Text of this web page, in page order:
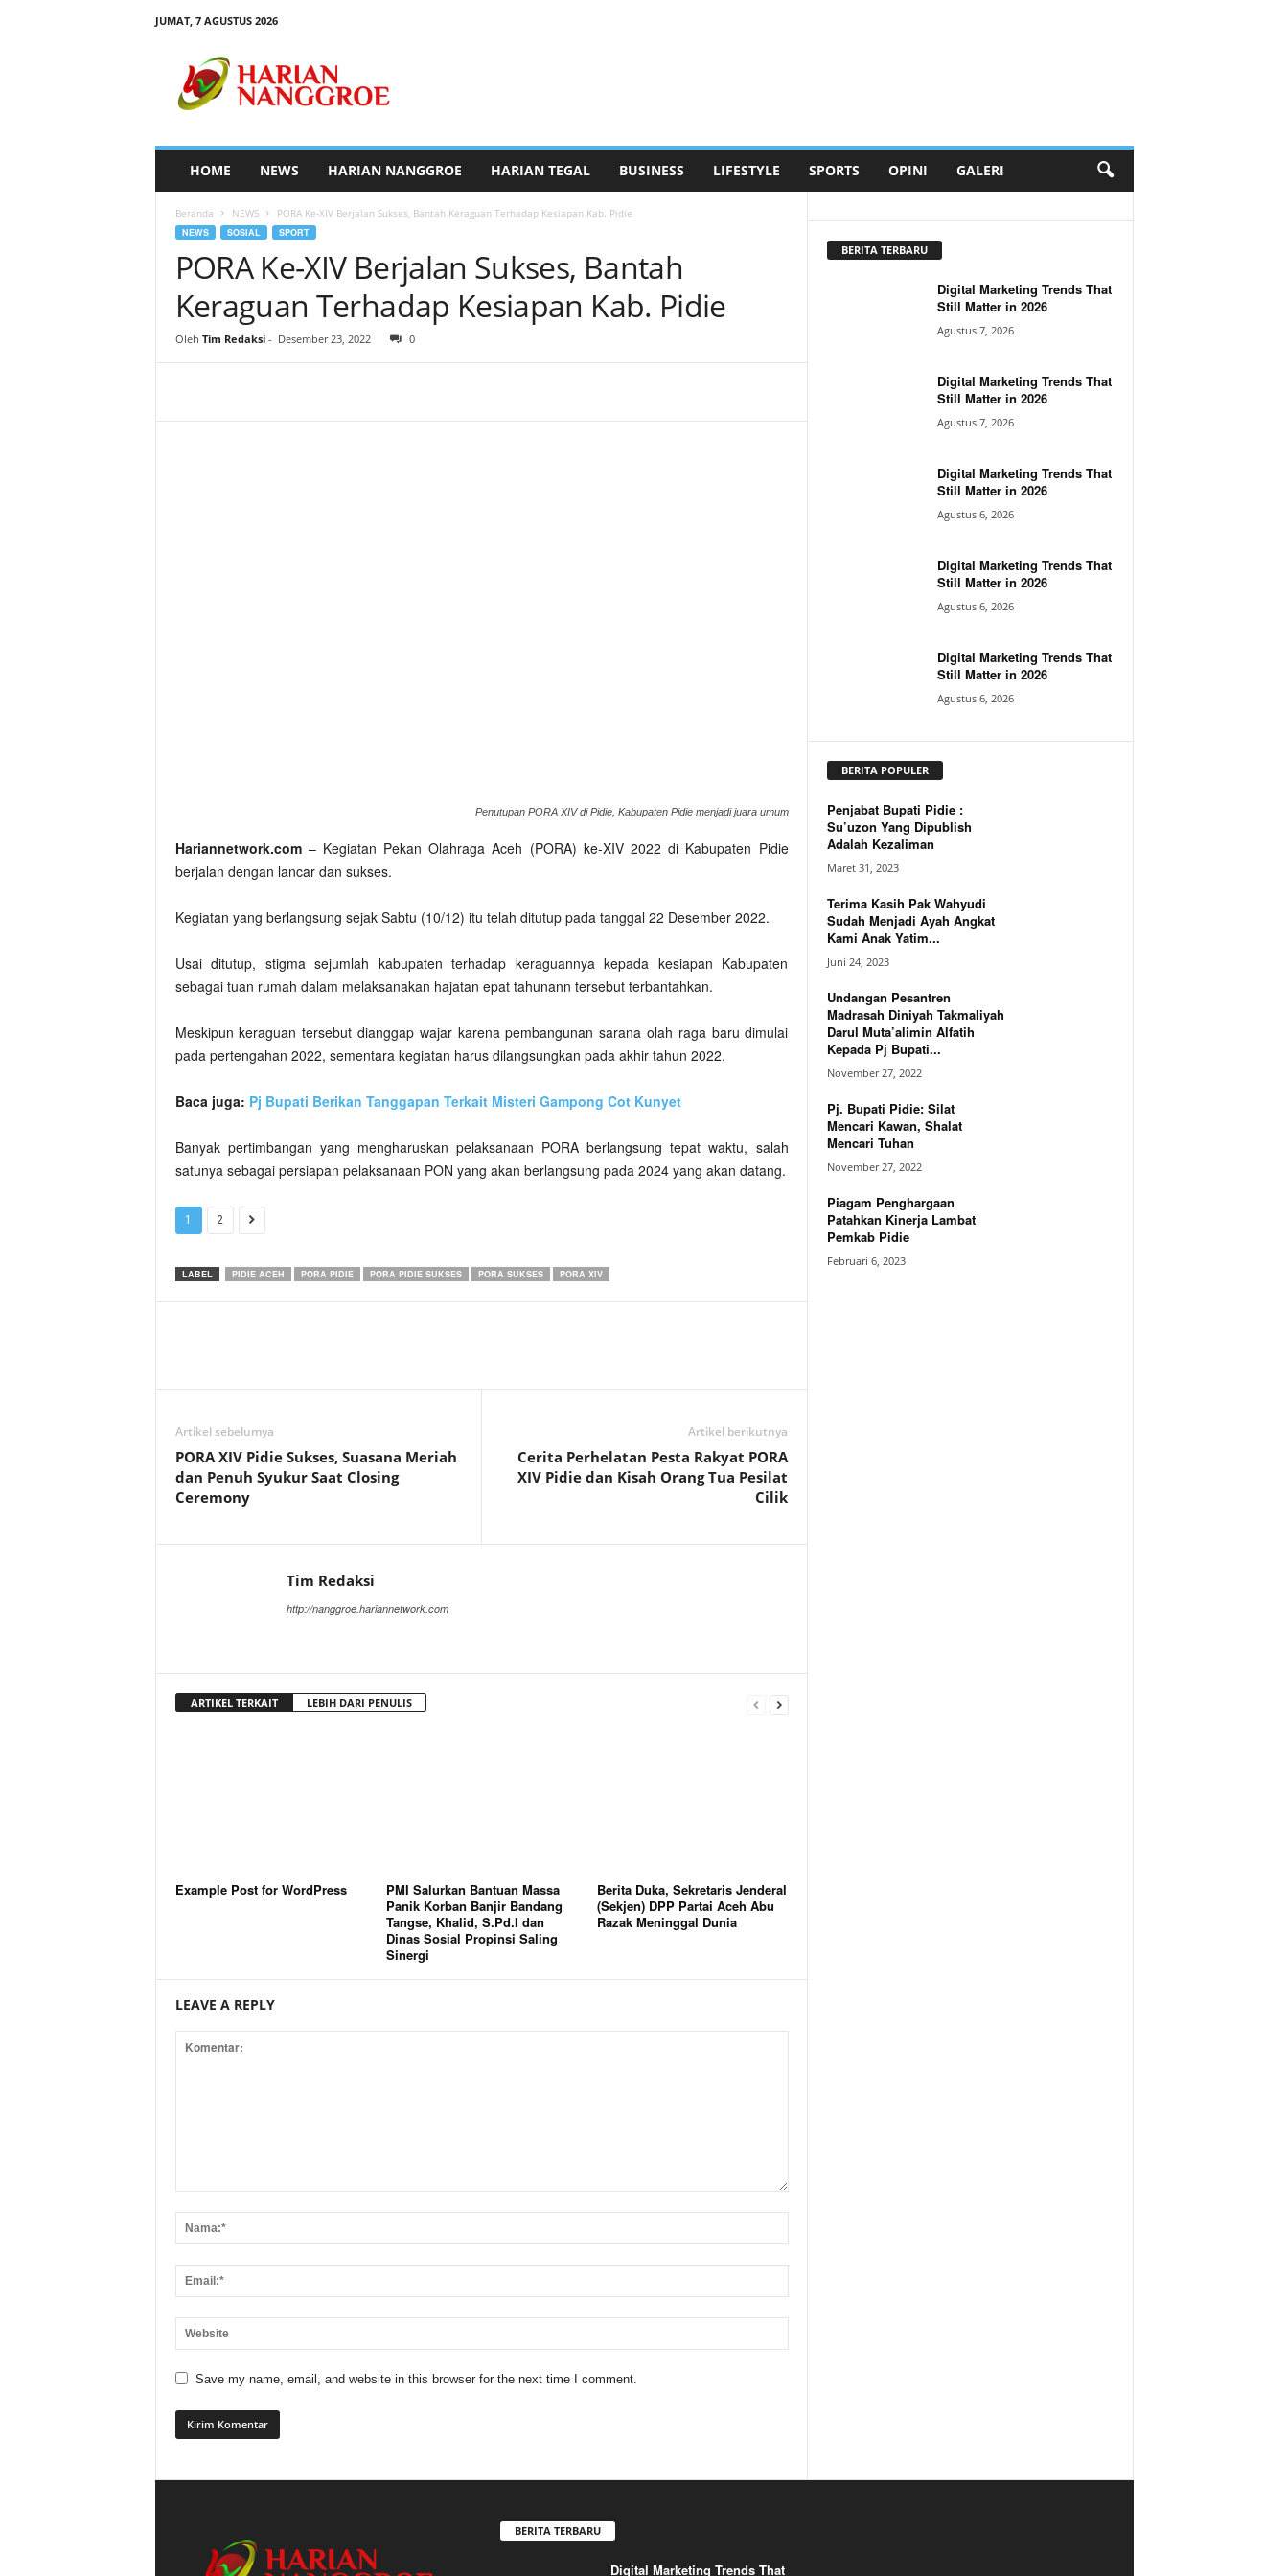
JUMAT, 7 AGUSTUS 2026
HOME NEWS HARIAN NANGGROE HARIAN TEGAL BUSINESS LIFESTYLE SPORTS OPINI GALERI
Beranda NEWS PORA Ke-XIV Berjalan Sukses, Bantah Keraguan Terhadap Kesiapan Kab. Pidie
NEWS SOSIAL SPORT
PORA Ke-XIV Berjalan Sukses, Bantah
Keraguan Terhadap Kesiapan Kab. Pidie
Oleh Tim Redaksi- Desember 23, 2022 0
Penutupan PORA XIV di Pidie, Kabupaten Pidie menjadi juara umum
Hariannetwork.com– Kegiatan Pekan Olahraga Aceh (PORA) ke-XIV 2022 di Kabupaten Pidie
berjalan dengan lancar dan sukses.
Kegiatan yang berlangsung sejak Sabtu (10/12) itu telah ditutup pada tanggal 22 Desember 2022.
Usai ditutup, stigma sejumlah kabupaten terhadap keraguannya kepada kesiapan Kabupaten
sebagai tuan rumah dalam melaksanakan hajatan epat tahunann tersebut terbantahkan.
Meskipun keraguan tersebut dianggap wajar karena pembangunan sarana olah raga baru dimulai
pada pertengahan 2022, sementara kegiatan harus dilangsungkan pada akhir tahun 2022.
Baca juga: Pj Bupati Berikan Tanggapan Terkait Misteri Gampong Cot Kunyet
Banyak pertimbangan yang mengharuskan pelaksanaan PORA berlangsung tepat waktu, salah
satunya sebagai persiapan pelaksanaan PON yang akan berlangsung pada 2024 yang akan datang.
1 2
LABEL PIDIE ACEH PORA PIDIE PORA PIDIE SUKSES PORA SUKSES PORA XIV
Artikel sebelumya
PORA XIV Pidie Sukses, Suasana Meriah
dan Penuh Syukur Saat Closing
Ceremony
Artikel berikutnya
Cerita Perhelatan Pesta Rakyat PORA
XIV Pidie dan Kisah Orang Tua Pesilat
Cilik
Tim Redaksi
http://nanggroe.hariannetwork.com
ARTIKEL TERKAIT LEBIH DARI PENULIS
Example Post for WordPress
PMI Salurkan Bantuan Massa
Panik Korban Banjir Bandang
Tangse, Khalid, S.Pd.I dan
Dinas Sosial Propinsi Saling
Sinergi
Berita Duka, Sekretaris Jenderal
(Sekjen) DPP Partai Aceh Abu
Razak Meninggal Dunia
LEAVE A REPLY
Save my name, email, and website in this browser for the next time I comment.
BERITA TERBARU
Digital Marketing Trends That
Still Matter in 2026
Agustus 7, 2026
Digital Marketing Trends That
Still Matter in 2026
Agustus 7, 2026
Digital Marketing Trends That
Still Matter in 2026
Agustus 6, 2026
Digital Marketing Trends That
Still Matter in 2026
Agustus 6, 2026
Digital Marketing Trends That
Still Matter in 2026
Agustus 6, 2026
BERITA POPULER
Penjabat Bupati Pidie :
Su’uzon Yang Dipublish
Adalah Kezaliman
Maret 31, 2023
Terima Kasih Pak Wahyudi
Sudah Menjadi Ayah Angkat
Kami Anak Yatim...
Juni 24, 2023
Undangan Pesantren
Madrasah Diniyah Takmaliyah
Darul Muta’alimin Alfatih
Kepada Pj Bupati...
November 27, 2022
Pj. Bupati Pidie: Silat
Mencari Kawan, Shalat
Mencari Tuhan
November 27, 2022
Piagam Penghargaan
Patahkan Kinerja Lambat
Pemkab Pidie
Februari 6, 2023
BERITA TERBARU
Digital Marketing Trends That